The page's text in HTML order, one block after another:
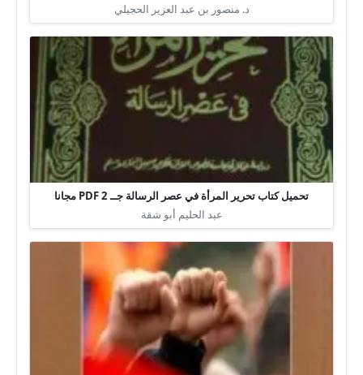
د. منصور بن عبد العزير الحجيلي
تحميل كتاب تحرير المرأة في عصر الرسالة جــ 2 PDF مجانا
عبد الحليم أبو شقة